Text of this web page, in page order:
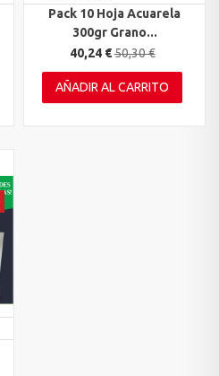
Pack 10 Hoja Acuarela
300gr Grano...
40,24 €50,30 €
AÑADIR AL CARRITO